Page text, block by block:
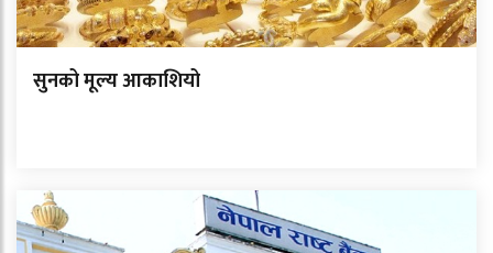
सुनको मूल्य आकाशियो